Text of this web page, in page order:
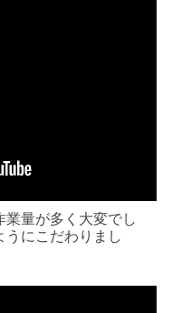
量が多く大変でし
うにこだわりまし